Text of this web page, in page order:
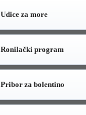
Udice za more
Ronilački program
Pribor za bolentino